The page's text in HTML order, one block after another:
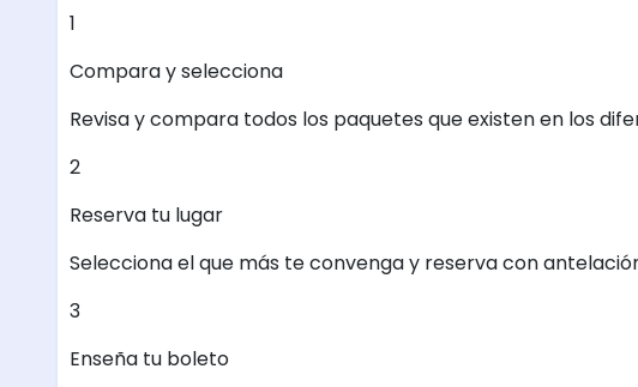
1
Compara y selecciona
Revisa y compara todos los paquetes que existen en los
2
Reserva tu lugar
Selecciona el que más te convenga y reserva con
3
Enseña tu boleto